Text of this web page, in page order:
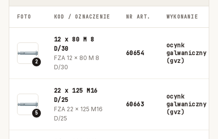
FOTO KOD / OZNACZENIE NR ART. WYKONANIE
2
12 x 80 M 8
D/30
FZA 12 x 80 M 8
D/30
60654
ocynk
galwaniczny
(gvz)
5
22 x 125 M16
D/25
FZA 22 x 125 M16
D/25
60663
ocynk
galwaniczny
(gvz)